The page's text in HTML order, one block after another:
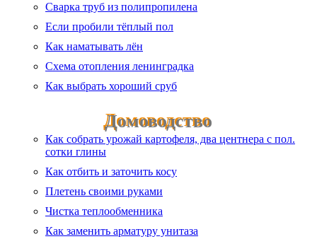
Сварка труб из полипропилена
Если пробили тёплый пол
Как наматывать лён
Схема отопления ленинградка
Как выбрать хороший сруб
Домоводство
Как собрать урожай картофеля, два центнера с пол.
сотки глины
Как отбить и заточить косу
Плетень своими руками
Чистка теплообменника
Как заменить арматуру унитаза